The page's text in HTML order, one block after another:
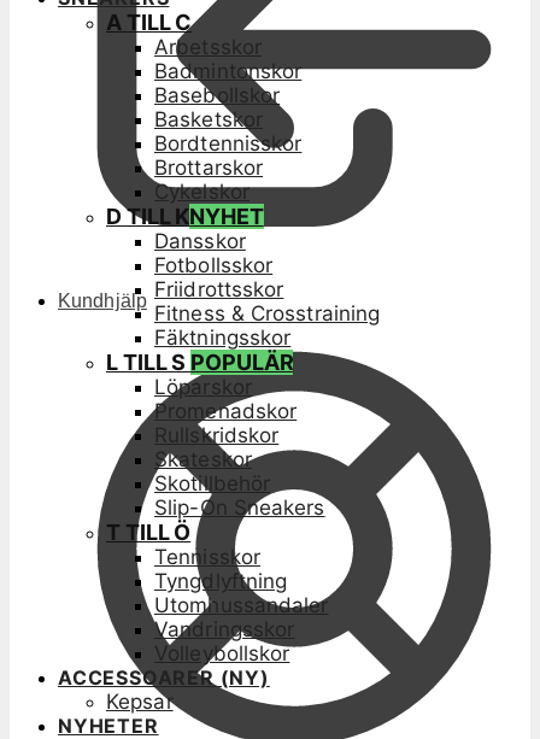
Kundhjälp
A TILL C
Arbetsskor
Badmintonskor
Basebollskor
Basketskor
Bordtennisskor
Brottarskor
Cykelskor
D TILL KNYHET
Dansskor
Fotbollsskor
Friidrottsskor
Fitness & Crosstraining
Fäktningsskor
L TILL S POPULÄR
Löparskor
Promenadskor
Rullskridskor
Skateskor
Skotillbehör
Slip-On Sneakers
T TILL Ö
Tennisskor
Tyngdlyftning
Utomhussandaler
Vandringsskor
Volleybollskor
ACCESSOARER (NY)
Kepsar
NYHETER